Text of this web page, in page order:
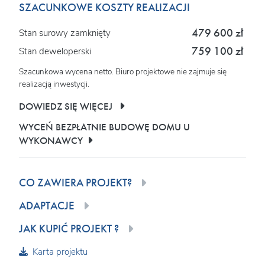
SZACUNKOWE KOSZTY REALIZACJI
Stan surowy zamknięty 479 600 zł
Stan deweloperski 759 100 zł
Szacunkowa wycena netto. Biuro projektowe nie zajmuje się
realizacją inwestycji.
DOWIEDZ SIĘ WIĘCEJ
WYCEŃ BEZPŁATNIE BUDOWĘ DOMU U
WYKONAWCY
CO ZAWIERA PROJEKT?
ADAPTACJE
JAK KUPIĆ PROJEKT ?
Karta projektu